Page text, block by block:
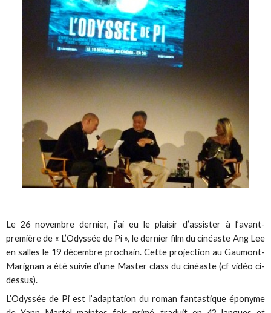
Le 26 novembre dernier, j’ai eu le plaisir d’assister à l’avant-
première de « L’Odyssée de Pi », le dernier film du cinéaste Ang Lee
en salles le 19 décembre prochain. Cette projection au Gaumont-
Marignan a été suivie d’une Master class du cinéaste (cf vidéo ci-
dessus).
L’Odyssée de Pi est l’adaptation du roman fantastique éponyme